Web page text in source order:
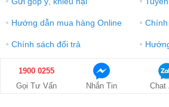
Giá: 495.000₫ 1900 0255
● Hướng dẫn mua hàng Online ●
● Chính sách đổi trả ●
Điều khoản sử dụng Xem
1900 0255
Gọi Tư Vấn
Nhắn Tin Chat